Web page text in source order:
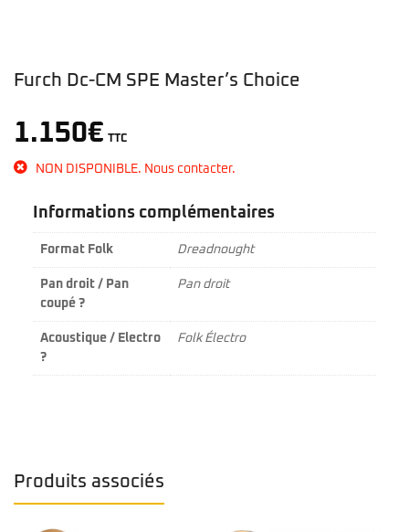
Furch Dc-CM SPE Master’s Choice
1.150€ TTC
NON DISPONIBLE. Nous contacter.
Informations complémentaires
Format Folk Dreadnought
Pan droit / Pan
coupé ?
Pan droit
Acoustique / Electro
?
Folk Électro
Produits associés